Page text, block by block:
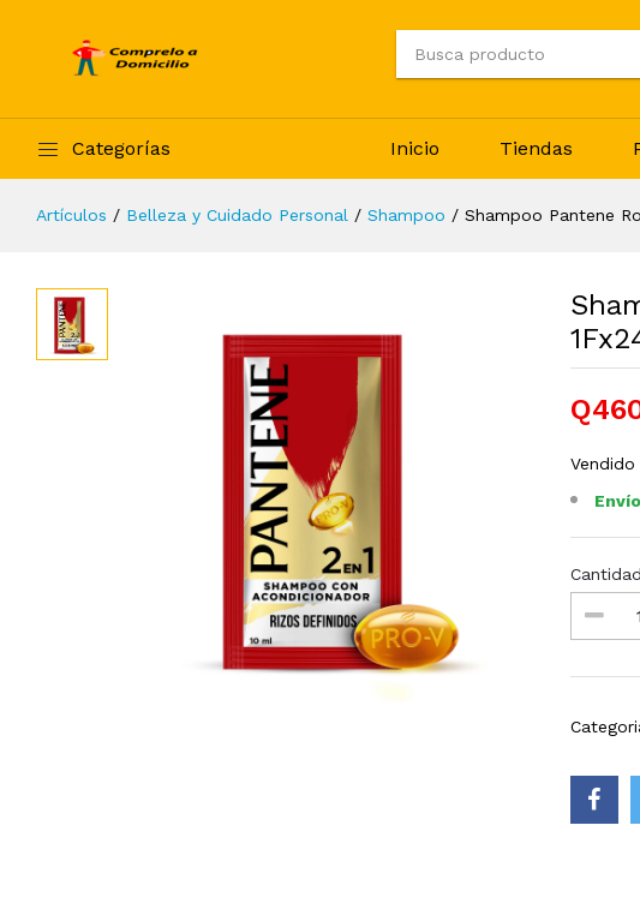
Categorías Inicio Tiendas
Artículos Belleza y Cuidado Personal Shampoo Shampoo Pantene
Vendido
Cantidad